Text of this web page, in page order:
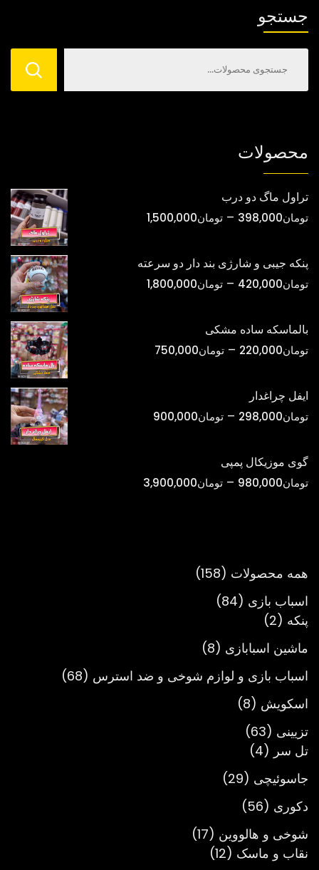
صفحه
صفحه
محصول
انتخاب
جستجو
محصولات
تراول ماگ دو درب
تومان398,000
– تومان1,500,000محدوده
پنکه جیبی و شارژی بند دار دو سرعته
تومان420,000
– تومان1,800,000محدوده
تومان420,000
بالماسکه ساده مشکی
تومان220,000
– تومان750,000
تومان750,000
ایفل چراغدار
تومان298,000
– تومان900,000
تومان900,000
گوی موزیکال پمپی
تومان980,000
– تومان3,900,000
همه محصولات
158
158
اسباب بازی 84
84
پنکه 2
2
محصول
ماشین اسبابازی 8
8
اسباب بازی و لوازم شوخی و ضد استرس 68
68
اسکویش 8
8
تزیینی 63
63
محصول
تل سر 4
4
محصول
جاسوئیچی 29
29
دکوری 56
56
محصول
شوخی و هالووین 17
17
نقاب و ماسک 12
12